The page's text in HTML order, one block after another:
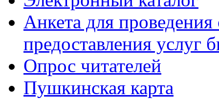
Анкета для проведения
предоставления услуг
Опрос читателей
Пушкинская карта